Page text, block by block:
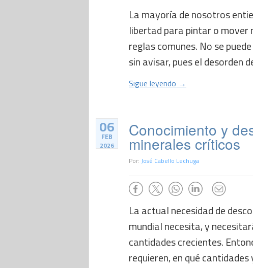
La mayoría de nosotros
libertad para pintar o mover
reglas comunes. No se
sin avisar, pues el desorden
Sigue leyendo →
06
FEB
2026
Conocimiento y
minerales críticos
Por: José Cabello Lechuga
La actual necesidad de
mundial necesita, y
cantidades crecientes.
requieren, en qué